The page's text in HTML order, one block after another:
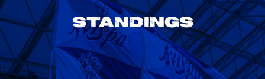
STANDINGS